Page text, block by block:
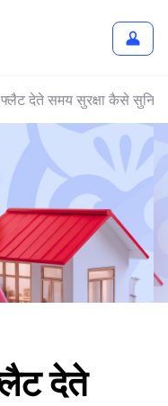
फ्लैट देते समय सुरक्षा कैसे
देते